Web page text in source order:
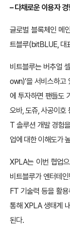
–다채로운 이용자
글로벌 블록체인 메
트블루(bitBLUE, 대
비트블루는 버추얼
own)’을 서비스하고
에 투자하면 팬들도
오바, 도쥬, 사공이호
T 솔루션 개발 경험
업에 대한 이해도가
XPLA는 이번 협업
비트블루가 엔터테
FT 기술력 등을 활
통해 XPLA 생태계
된다.